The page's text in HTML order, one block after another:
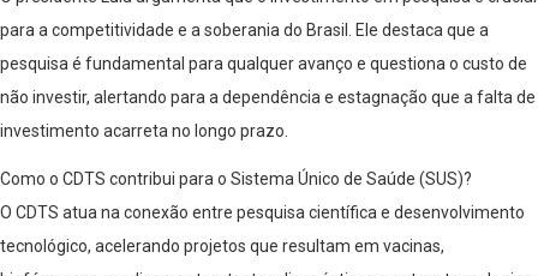
para a competitividade e a soberania do Brasil. Ele destaca que a
pesquisa é fundamental para qualquer avanço e questiona o custo de
não investir, alertando para a dependência e estagnação que a falta de
investimento acarreta no longo prazo.
Como o CDTS contribui para o Sistema Único de Saúde (SUS)?
O CDTS atua na conexão entre pesquisa científica e desenvolvimento
tecnológico, acelerando projetos que resultam em vacinas,